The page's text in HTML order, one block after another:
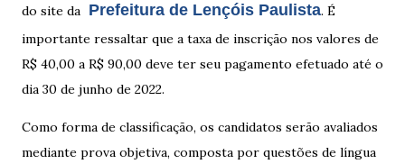
do site da Prefeitura de Lençóis Paulista. É
importante ressaltar que a taxa de inscrição nos valores de
R$ 40,00 a R$ 90,00 deve ter seu pagamento efetuado até o
dia 30 de junho de 2022.
Como forma de classificação, os candidatos serão avaliados
mediante prova objetiva, composta por questões de língua